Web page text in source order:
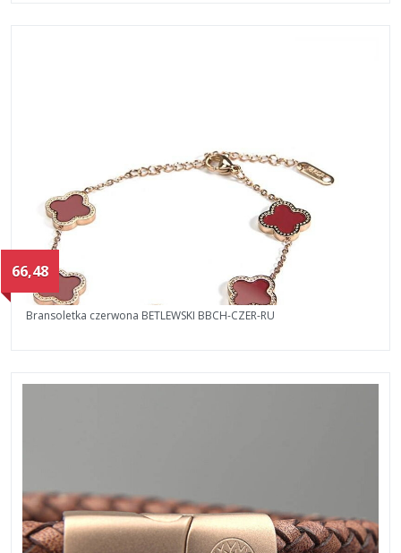
66,48
Bransoletka czerwona BETLEWSKI BBCH-CZER-RU